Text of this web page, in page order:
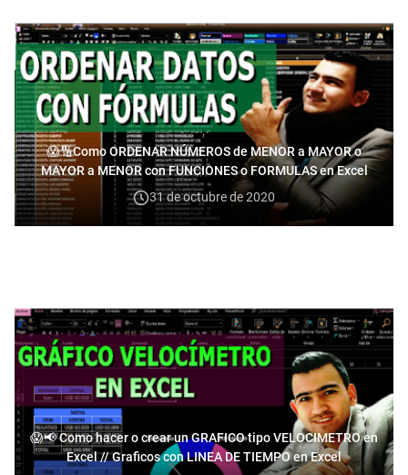
😱🔢Como ORDENAR NÚMEROS de MENOR a MAYOR o
MAYOR a MENOR con FUNCIONES o FORMULAS en Excel
31 de octubre de 2020
😱📢 Como hacer o crear un GRAFICO tipo VELOCIMETRO en
Excel // Graficos con LINEA DE TIEMPO en Excel